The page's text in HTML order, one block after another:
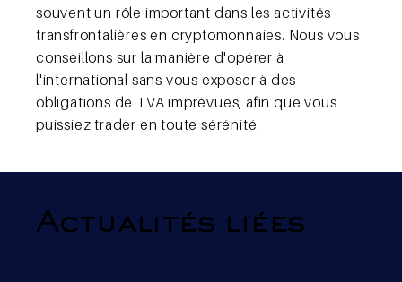
souvent un rôle important dans les activités
transfrontalières en cryptomonnaies. Nous vous
conseillons sur la manière d'opérer à
l'international sans vous exposer à des
obligations de TVA imprévues, afin que vous
puissiez trader en toute sérénité.
Actualités liées